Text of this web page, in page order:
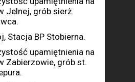
Jelnej, grób sierż.
Stacja BP Stobierna.
upamiętnienia na
Zabierzowie, grób st.